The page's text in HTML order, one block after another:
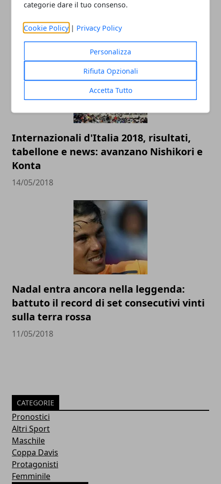
categorie dare il tuo consenso.
Cookie Policy | Privacy Policy
Personalizza
Rifiuta Opzionali
Accetta Tutto
10/12/2018
Internazionali d'Italia 2018, risultati,
tabellone e news: avanzano Nishikori e
Konta
14/05/2018
Nadal entra ancora nella leggenda:
battuto il record di set consecutivi vinti
sulla terra rossa
11/05/2018
CATEGORIE
Pronostici
Altri Sport
Maschile
Coppa Davis
Protagonisti
Femminile